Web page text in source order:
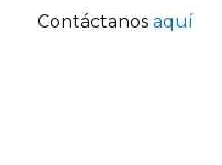
Contáctanosaquí